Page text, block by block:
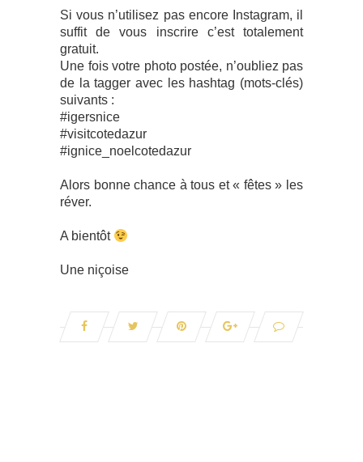
Si vous n’utilisez pas encore Instagram, il
suffit de vous inscrire c’est totalement
gratuit.
Une fois votre photo postée, n’oubliez pas
de la tagger avec les hashtag (mots-clés)
suivants :
#igersnice
#visitcotedazur
#ignice_noelcotedazur
Alors bonne chance à tous et « fêtes » les
réver.
A bientôt
Une niçoise